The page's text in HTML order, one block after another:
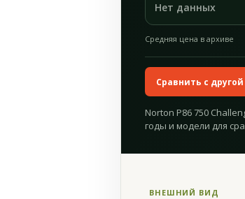
Нет данных
Средняя цена в архиве
Сравнить с
Norton P86 750
годы и модели для
ВНЕШНИЙ ВИД